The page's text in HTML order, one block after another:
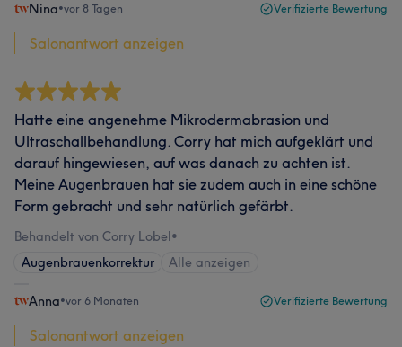
Nina•vor 8 Tagen Verifizierte Bewertung
Salonantwort anzeigen
Hatte eine angenehme Mikrodermabrasion und
Ultraschallbehandlung. Corry hat mich aufgeklärt und
darauf hingewiesen, auf was danach zu achten ist.
Meine Augenbrauen hat sie zudem auch in eine schöne
Form gebracht und sehr natürlich gefärbt.
Behandelt von Corry Lobel•
Augenbrauenkorrektur
Alle anzeigen
Anna•vor 6 Monaten Verifizierte Bewertung
Salonantwort anzeigen